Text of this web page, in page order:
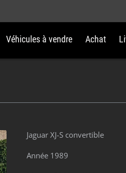
Véhicules à vendre Achat
Jaguar XJ-S convertible
Année 1989